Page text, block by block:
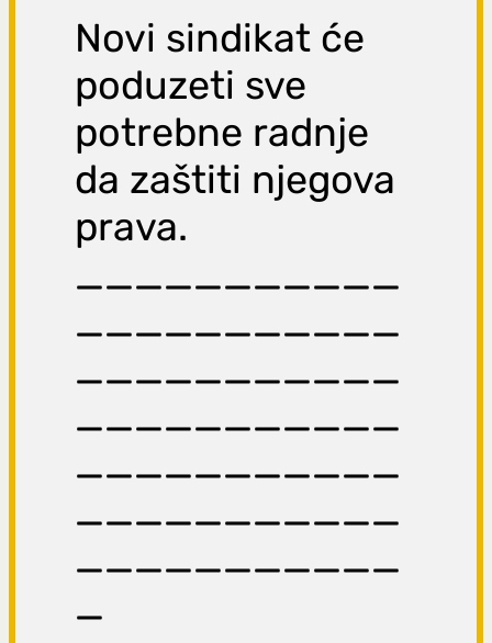
Novi sindikat će
poduzeti sve
potrebne radnje
da zaštiti njegova
prava.
___________
___________
___________
___________
___________
___________
___________
_